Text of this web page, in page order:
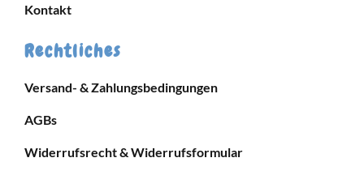
Kontakt
Rechtliches
Versand- & Zahlungsbedingungen
AGBs
Widerrufsrecht & Widerrufsformular